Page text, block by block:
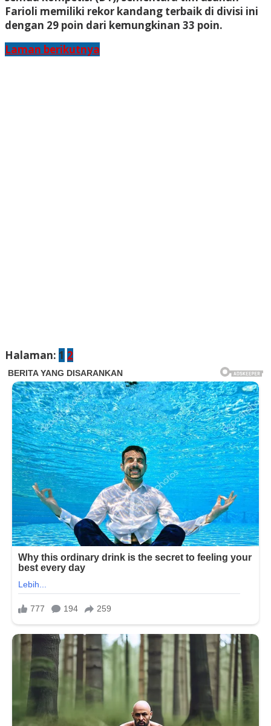
Farioli memiliki rekor kandang terbaik di divisi ini
dengan 29 poin dari kemungkinan 33 poin.
Laman berikutnya
Halaman: 1 2